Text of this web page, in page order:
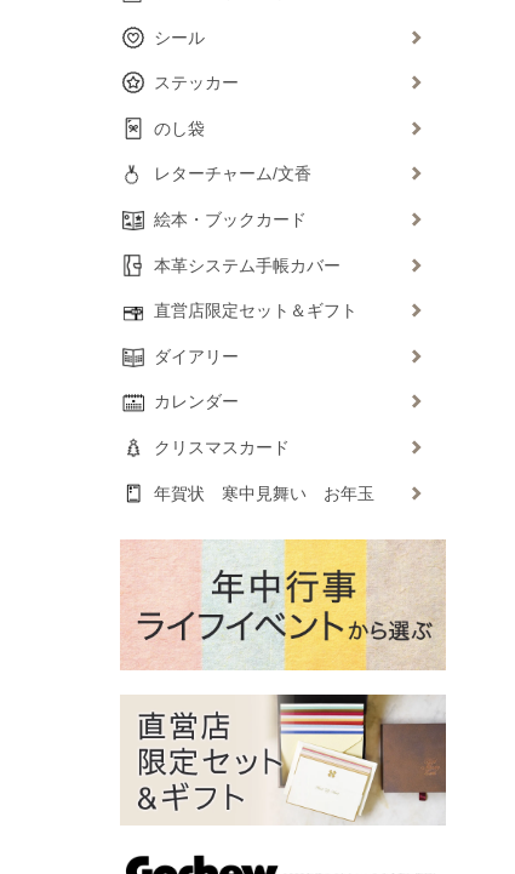
シール
ステッカー
のし袋
レターチャーム/文香
絵本・ブックカード
本革システム手帳カバー
直営店限定セット＆ギフト
ダイアリー
カレンダー
クリスマスカード
年賀状 寒中見舞い お年玉